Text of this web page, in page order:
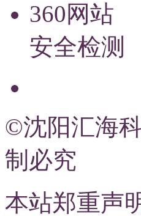
360网站
安全检测
©沈阳汇海
制必究
本站郑重声